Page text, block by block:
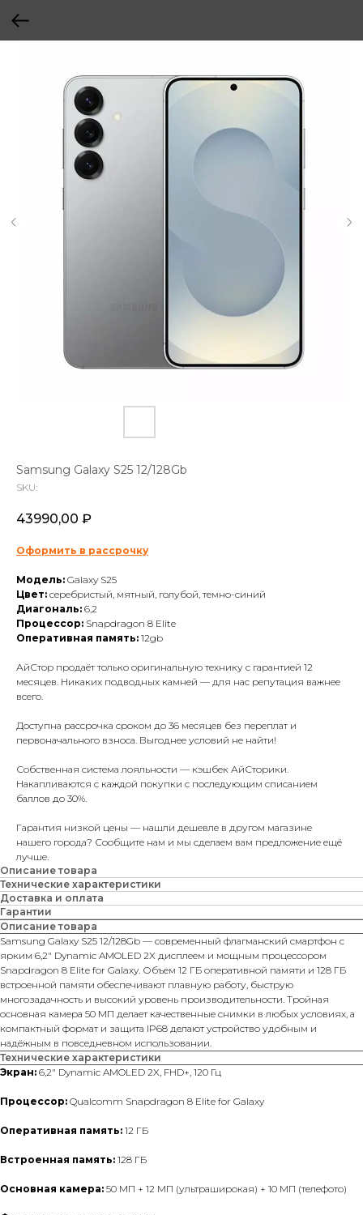
Samsung Galaxy S25 12/128Gb
SKU:
43990,00 ₽
Оформить в рассрочку
Модель: Galaxy S25
Цвет: серебристый, мятный, голубой, темно-синий
Диагональ: 6,2
Процессор: Snapdragon 8 Elite
Оперативная память: 12gb
АйСтор продаёт только оригинальную технику с гарантией 12
месяцев. Никаких подводных камней — для нас репутация важнее
всего.
Доступна рассрочка сроком до 36 месяцев без переплат и
первоначального взноса. Выгоднее условий не найти!
Собственная система лояльности — кэшбек АйСторики.
Накапливаются с каждой покупки с последующим списанием
баллов до 30%.
Гарантия низкой цены — нашли дешевле в другом магазине
нашего города? Сообщите нам и мы сделаем вам предложение ещё
лучше.
Описание товара
Технические характеристики
Доставка и оплата
Гарантии
Описание товара
Samsung Galaxy S25 12/128Gb — современный флагманский смартфон с
ярким 6,2″ Dynamic AMOLED 2X дисплеем и мощным процессором
Snapdragon 8 Elite for Galaxy. Объем 12 ГБ оперативной памяти и 128 ГБ
встроенной памяти обеспечивают плавную работу, быструю
многозадачность и высокий уровень производительности. Тройная
основная камера 50 МП делает качественные снимки в любых условиях, а
компактный формат и защита IP68 делают устройство удобным и
надёжным в повседневном использовании.
Технические характеристики
Экран: 6,2″ Dynamic AMOLED 2X, FHD+, 120 Гц
Процессор: Qualcomm Snapdragon 8 Elite for Galaxy
Оперативная память: 12 ГБ
Встроенная память: 128 ГБ
Основная камера: 50 МП + 12 МП (ультраширокая) + 10 МП (телефото)